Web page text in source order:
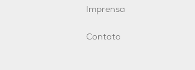
Imprensa
Contato